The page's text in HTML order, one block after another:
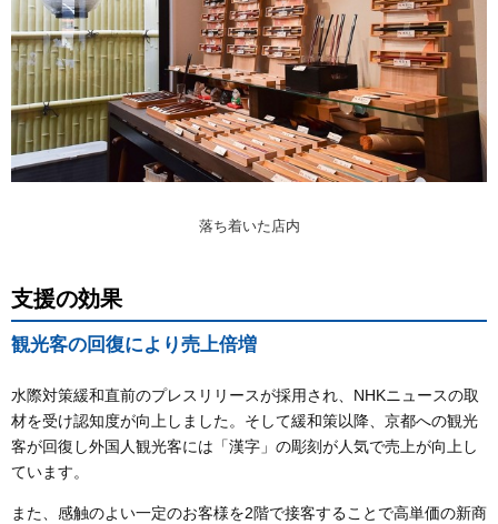
落ち着いた店内
支援の効果
観光客の回復により売上倍増
水際対策緩和直前のプレスリリースが採用され、NHKニュースの取
材を受け認知度が向上しました。そして緩和策以降、京都への観光
客が回復し外国人観光客には「漢字」の彫刻が人気で売上が向上し
ています。
また、感触のよい一定のお客様を2階で接客することで高単価の新商